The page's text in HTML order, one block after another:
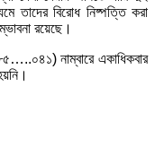
তাদের বিরোধ নিষ্পত্তি করা
রয়েছে।
নাম্বারে একাধিকবার